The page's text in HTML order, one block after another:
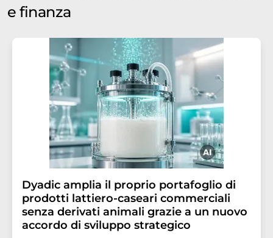
e finanza
Dyadic amplia il proprio portafoglio di
prodotti lattiero-caseari commerciali
senza derivati animali grazie a un nuovo
accordo di sviluppo strategico